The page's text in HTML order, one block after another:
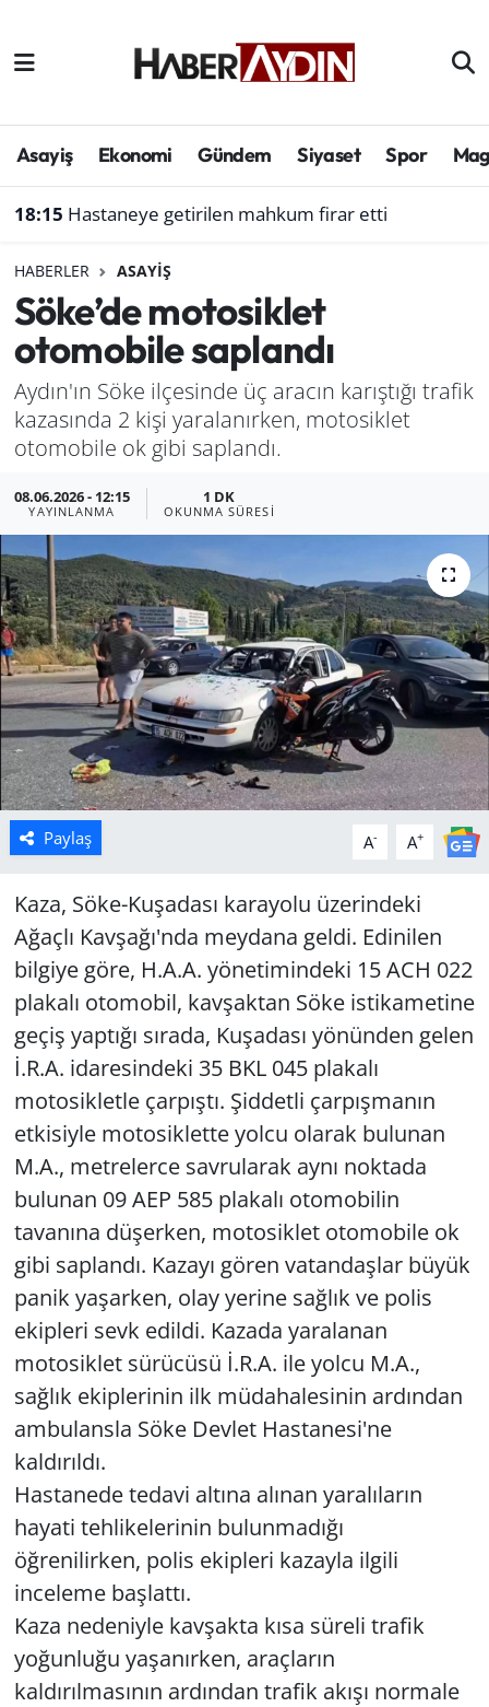
Asayiş Ekonomi Gündem Siyaset Spor
18:15 Hastaneye getirilen mahkum firar etti
HABERLER ASAYIŞ
Söke’de motosiklet
otomobile saplandı
Aydın'ın Söke ilçesinde üç aracın karıştığı trafik
kazasında 2 kişi yaralanırken, motosiklet
otomobile ok gibi saplandı.
08.06.2026 - 12:15
YAYINLANMA
1 DK
OKUNMA SÜRESI
Paylaş A- A+
Kaza, Söke-Kuşadası karayolu üzerindeki
Ağaçlı Kavşağı'nda meydana geldi. Edinilen
bilgiye göre, H.A.A. yönetimindeki 15 ACH 022
plakalı otomobil, kavşaktan Söke istikametine
geçiş yaptığı sırada, Kuşadası yönünden gelen
İ.R.A. idaresindeki 35 BKL 045 plakalı
motosikletle çarpıştı. Şiddetli çarpışmanın
etkisiyle motosiklette yolcu olarak bulunan
M.A., metrelerce savrularak aynı noktada
bulunan 09 AEP 585 plakalı otomobilin
tavanına düşerken, motosiklet otomobile ok
gibi saplandı. Kazayı gören vatandaşlar büyük
panik yaşarken, olay yerine sağlık ve polis
ekipleri sevk edildi. Kazada yaralanan
motosiklet sürücüsü İ.R.A. ile yolcu M.A.,
sağlık ekiplerinin ilk müdahalesinin ardından
ambulansla Söke Devlet Hastanesi'ne
kaldırıldı.
Hastanede tedavi altına alınan yaralıların
hayati tehlikelerinin bulunmadığı
öğrenilirken, polis ekipleri kazayla ilgili
inceleme başlattı.
Kaza nedeniyle kavşakta kısa süreli trafik
yoğunluğu yaşanırken, araçların
kaldırılmasının ardından trafik akışı normale
Afyonkarahisar
Çevre
Genel
Haber
Izmir
Manisa
Muğla
Politika
Uşak
Aydın Hava Durumu
Süper Lig Puan Durumu ve Fikstür
Son Dakika Haberleri
Haber Arşivi